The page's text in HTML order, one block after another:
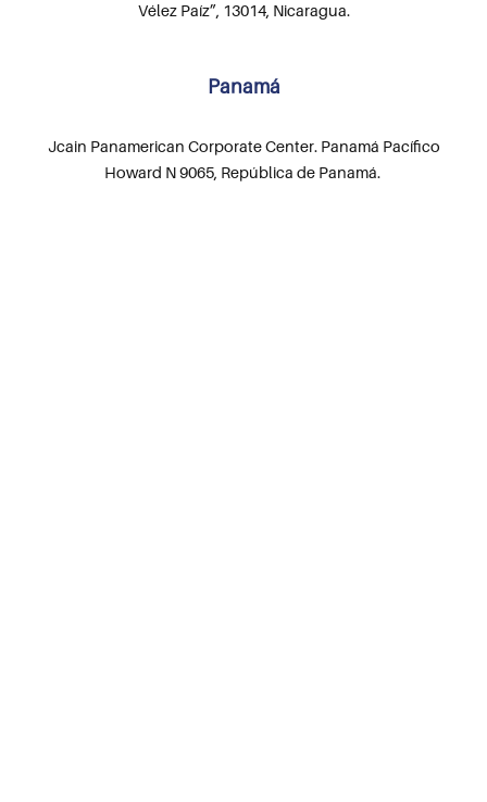
Vélez Paíz”, 13014, Nicaragua.
Panamá
Jcain Panamerican Corporate Center. Panamá Pacífico
Howard N 9065, República de Panamá.